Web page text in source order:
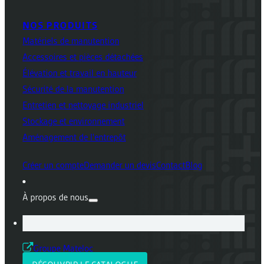
NOS PRODUITS
Matériels de manutention
Accessoires et pièces détachées
Élévation et travail en hauteur
Sécurité de la manutention
Entretien et nettoyage industriel
Stockage et environnement
Aménagement de l'entrepôt
Créer un compteDemander un devisContactBlog
À propos de nous
Groupe Mateloc